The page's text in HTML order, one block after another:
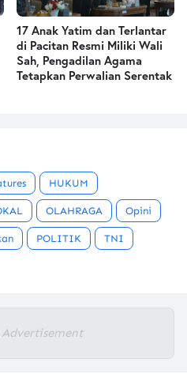
17 Anak Yatim dan Terlantar
di Pacitan Resmi Miliki Wali
Sah, Pengadilan Agama
Tetapkan Perwalian Serentak
HUKUM
OLAHRAGA Opini
POLITIK TNI
Advertisement